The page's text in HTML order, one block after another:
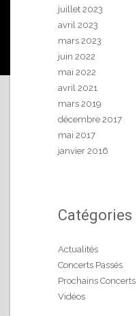
juillet 2023
avril 2023
mars 2023
juin 2022
mai 2022
avril 2021
mars 2019
décembre 2017
mai 2017
janvier 2016
Catégories
Actualités
Concerts Passés
Prochains Concerts
Vidéos